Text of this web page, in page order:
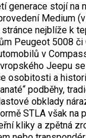
generace stojí na
Medium
nejblíže k
Peugeot 5008 či
v
Jeepu
osobitosti a
podběhy,
obklady
STLA však na
kliky a zpětná